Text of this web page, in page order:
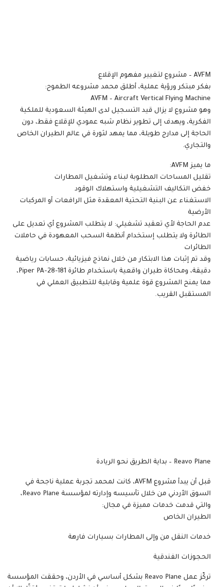
AVFM – مشروع لتغيير مفهوم الإقلاع
بفكر مبتكر ورؤية عملية، أطلق محمد مشروعه الطموح:
AVFM – Aircraft Vertical Flying Machine
وهو مشروع لا يزال قيد التسجيل لدى الهيئة السعودية للملكية
الفكرية، ويهدف إلى تطوير نظام شبه عمودي للإقلاع فقط، دون
الحاجة إلى مدارج طويلة، مما يمهد لثورة في عالم الطيران الخاص
والتجاري.
ما يميز AVFM:
تقليل المساحات المطلوبة لبناء وتشغيل المطارات
خفض التكاليف التشغيلية واستهلاك الوقود
الاستغناء عن البنية التحتية المعقدة مثل الرافعات أو المركبات
الأرضية
عدم الحاجة لأي تعقيد تشغيلي: لا يتطلب المشروع أي تعديل على
الطائرة ولا يتطلب إستخدام أنظمة السحب المعهودة في حاملات
الطائرات
وقد تم إثبات هذا الابتكار من خلال نماذج فيزيائية، حسابات رياضية
دقيقة، ومحاكاة طيران واقعية باستخدام طائرة Piper PA-28-181،
مما يمنح المشروع قوة علمية وقابلية للتطبيق العملي في
المستقبل القريب.
Reavo Plane – بداية الطريق نحو الريادة
قبل أن يبدأ مشروع AVFM، كانت لمحمد تجربة عملية ناجحة في
السوق الأردني من خلال تأسيسه وإدارته لمؤسسة Reavo Plane،
والتي قدمت خدمات مميزة في مجال:
الطيران الخاص
خدمات النقل من وإلى المطارات بسيارات فارهة
الحجوزات الفندقية
تركّز عمل Reavo Plane بشكل أساسي في الأردن، وحققت المؤسسة